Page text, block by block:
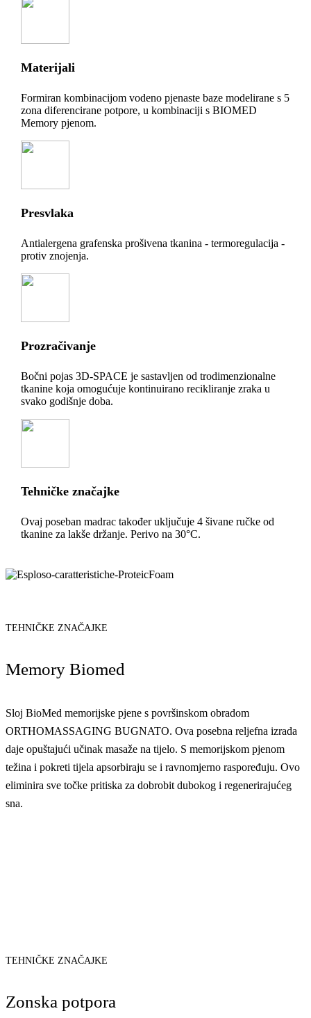
Materijali
Formiran kombinacijom vodeno pjenaste baze modelirane s 5
zona diferencirane potpore, u kombinaciji s BIOMED
Memory pjenom.
Presvlaka
Antialergena grafenska prošivena tkanina - termoregulacija -
protiv znojenja.
Prozračivanje
Bočni pojas 3D-SPACE je sastavljen od trodimenzionalne
tkanine koja omogućuje kontinuirano recikliranje zraka u
svako godišnje doba.
Tehničke značajke
Ovaj poseban madrac također uključuje 4 šivane ručke od
tkanine za lakše držanje. Perivo na 30°C.
TEHNIČKE ZNAČAJKE
Memory Biomed
Sloj BioMed memorijske pjene s površinskom obradom
ORTHOMASSAGING BUGNATO. Ova posebna reljefna izrada
daje opuštajući učinak masaže na tijelo. S memorijskom pjenom
težina i pokreti tijela apsorbiraju se i ravnomjerno raspoređuju. Ovo
eliminira sve točke pritiska za dobrobit dubokog i regenerirajućeg
sna.
TEHNIČKE ZNAČAJKE
Zonska potpora